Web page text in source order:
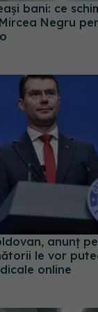
bani: ce
Negru
anunț
le vor
online